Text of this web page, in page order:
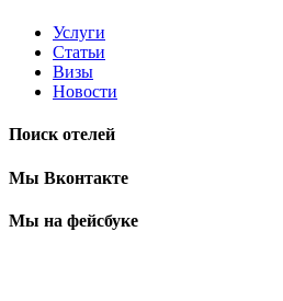
Услуги
Статьи
Визы
Новости
Поиск отелей
Мы Вконтакте
Мы на фейсбуке